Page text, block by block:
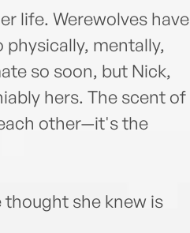
life. Werewolves have
mentally,
so soon, but Nick,
hers. The scent of
other—it's the
thought she knew is